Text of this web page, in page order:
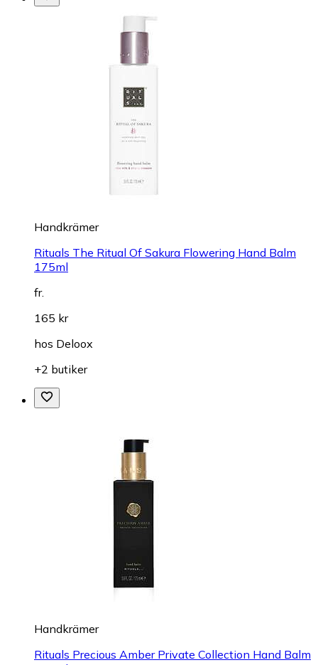
Handkrämer
Rituals The Ritual Of Sakura Flowering Hand Balm
175ml
fr.
165 kr
hos Deloox
+2 butiker
Handkrämer
Rituals Precious Amber Private Collection Hand Balm